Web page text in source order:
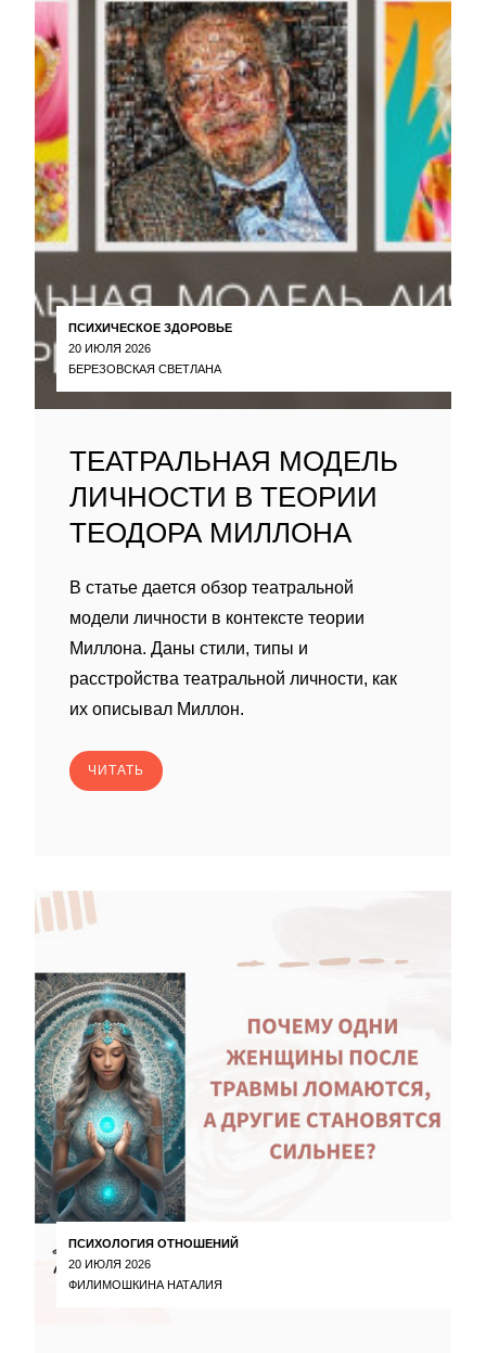
ПСИХИЧЕСКОЕ ЗДОРОВЬЕ
20 ИЮЛЯ 2026
БЕРЕЗОВСКАЯ СВЕТЛАНА
ТЕАТРАЛЬНАЯ МОДЕЛЬ
ЛИЧНОСТИ В ТЕОРИИ
ТЕОДОРА МИЛЛОНА
В статье дается обзор театральной
модели личности в контексте теории
Миллона. Даны стили, типы и
расстройства театральной личности, как
их описывал Миллон.
ЧИТАТЬ
ПСИХОЛОГИЯ ОТНОШЕНИЙ
20 ИЮЛЯ 2026
ФИЛИМОШКИНА НАТАЛИЯ